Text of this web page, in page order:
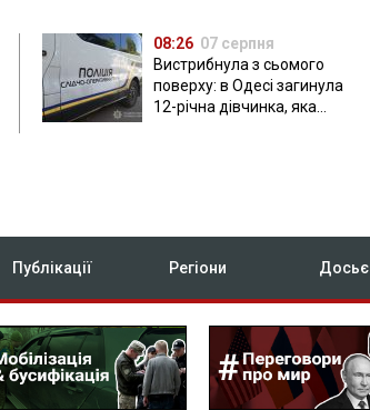
08:26 07 серпня
Вистрибнула з сьомого
поверху: в Одесі загинула
12-річна дівчинка, яка
Публікації Регіони Досьє